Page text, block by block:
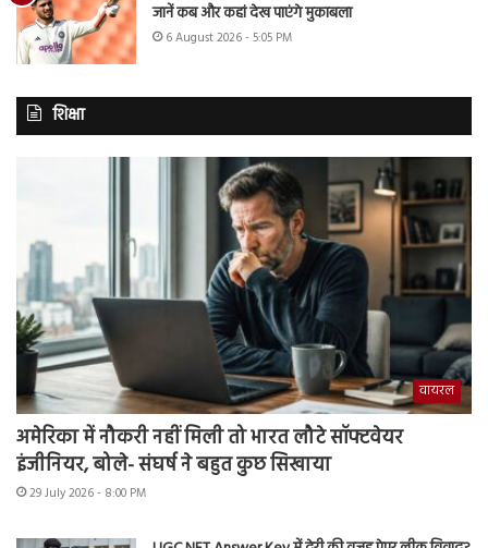
जानें कब और कहां देख पाएंगे मुकाबला
6 August 2026 - 5:05 PM
शिक्षा
वायरल
अमेरिका में नौकरी नहीं मिली तो भारत लौटे सॉफ्टवेयर
इंजीनियर, बोले- संघर्ष ने बहुत कुछ सिखाया
29 July 2026 - 8:00 PM